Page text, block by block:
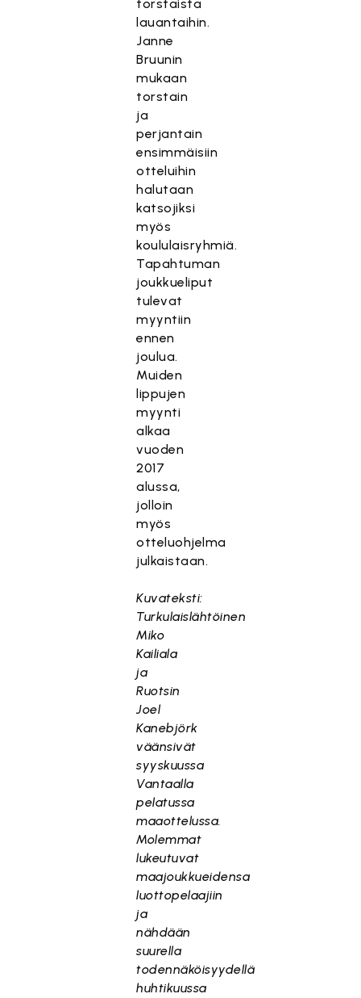
torstaista
lauantaihin.
Janne
Bruunin
mukaan
torstain
ja
perjantain
ensimmäisiin
otteluihin
halutaan
katsojiksi
myös
koululaisryhmiä.
Tapahtuman
joukkueliput
tulevat
myyntiin
ennen
joulua.
Muiden
lippujen
myynti
alkaa
vuoden
2017
alussa,
jolloin
myös
otteluohjelma
julkaistaan.
Kuvateksti:
Turkulaislähtöinen
Miko
Kailiala
ja
Ruotsin
Joel
Kanebjörk
väänsivät
syyskuussa
Vantaalla
pelatussa
maaottelussa.
Molemmat
lukeutuvat
maajoukkueidensa
luottopelaajiin
ja
nähdään
suurella
todennäköisyydellä
huhtikuussa